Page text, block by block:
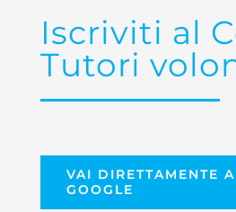
Iscriviti al
Tutori
VAI DIRETTAMENTE
GOOGLE